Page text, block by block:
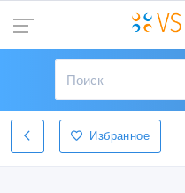
Избранное